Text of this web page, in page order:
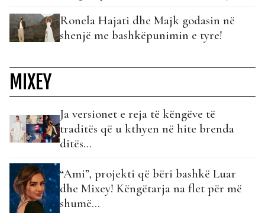
Ronela Hajati dhe Majk godasin në
shenjë me bashkëpunimin e tyre!
MIXEY
Ja versionet e reja të këngëve të
traditës që u kthyen në hite brenda
ditës...
“Ami”, projekti që bëri bashkë Luar
dhe Mixey! Këngëtarja na flet për më
shumë…